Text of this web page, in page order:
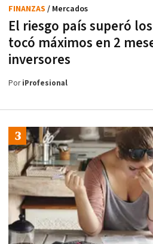
El riesgo país superó
tocó máximos en 2
inversores
FINANZAS / Mercados
PoriProfesional